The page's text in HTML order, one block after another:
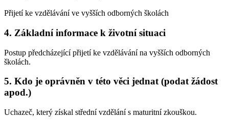
Přijetí ke vzdělávání ve vyšších odborných školách
4. Základní informace k životní situaci
Postup předcházející přijetí ke vzdělávání na vyšších odborných
školách.
5. Kdo je oprávněn v této věci jednat (podat žádost
apod.)
Uchazeč, který získal střední vzdělání s maturitní zkouškou.